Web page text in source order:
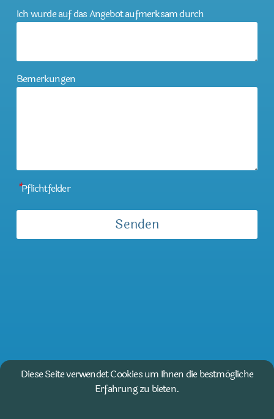
Ich wurde auf das Angebot aufmerksam durch
Bemerkungen
*Pflichtfelder
Diese Seite verwendet Cookies um Ihnen die bestmögliche
Erfahrung zu bieten.